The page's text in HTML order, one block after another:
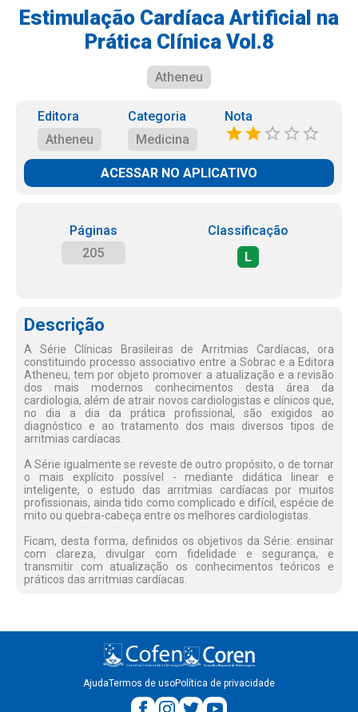
Estimulação Cardíaca Artificial na
Prática Clínica Vol.8
Atheneu
Editora
Atheneu
Categoria
Medicina
Nota
ACESSAR NO APLICATIVO
Páginas
205
Classificação
L
Descrição
A Série Clínicas Brasileiras de Arritmias Cardíacas, ora
constituindo processo associativo entre a Sobrac e a Editora
Atheneu, tem por objeto promover a atualização e a revisão
dos mais modernos conhecimentos desta área da
cardiologia, além de atrair novos cardiologistas e clínicos que,
no dia a dia da prática profissional, são exigidos ao
diagnóstico e ao tratamento dos mais diversos tipos de
arritmias cardíacas.
A Série igualmente se reveste de outro propósito, o de tornar
o mais explícito possível - mediante didática linear e
inteligente, o estudo das arritmias cardíacas por muitos
profissionais, ainda tido como complicado e difícil, espécie de
mito ou quebra-cabeça entre os melhores cardiologistas.
Ficam, desta forma, definidos os objetivos da Série: ensinar
com clareza, divulgar com fidelidade e segurança, e
transmitir com atualização os conhecimentos teóricos e
práticos das arritmias cardíacas.
AjudaTermos de usoPolítica de privacidade